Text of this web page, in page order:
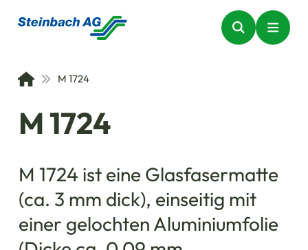
M 1724
M 1724
M 1724 ist eine Glasfasermatte
(ca. 3 mm dick), einseitig mit
einer gelochten Aluminiumfolie